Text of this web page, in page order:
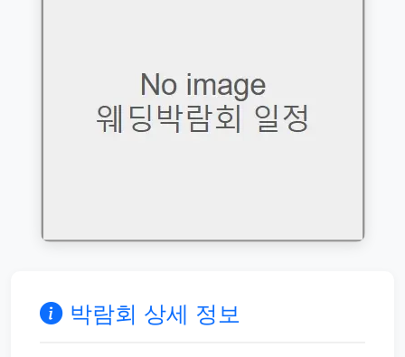
박람회 상세 정보